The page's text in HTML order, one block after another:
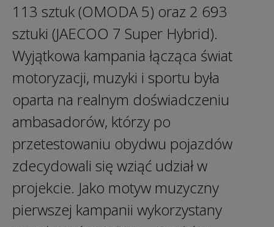
113 sztuk (OMODA 5) oraz 2 693
sztuki (JAECOO 7 Super Hybrid).
Wyjątkowa kampania łącząca świat
motoryzacji, muzyki i sportu była
oparta na realnym doświadczeniu
ambasadorów, którzy po
przetestowaniu obydwu pojazdów
zdecydowali się wziąć udział w
projekcie. Jako motyw muzyczny
pierwszej kampanii wykorzystany